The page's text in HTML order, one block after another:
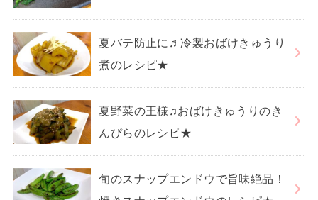
夏バテ防止に♬冷製おばけきゅうり
煮のレシピ★
夏野菜の王様♫おばけきゅうりのき
んぴらのレシピ★
旬のスナップエンドウで旨味絶品！